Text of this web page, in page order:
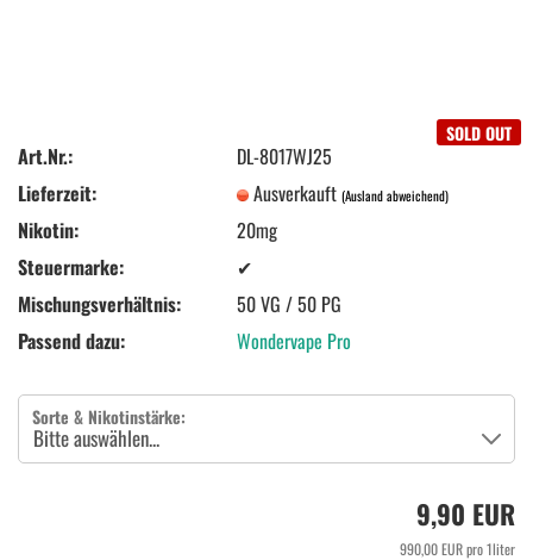
SOLD OUT
Art.Nr.:
DL-8017WJ25
Lieferzeit:
Ausverkauft(Ausland abweichend)
Nikotin:
20mg
Steuermarke:
✔
Mischungsverhältnis:
50 VG / 50 PG
Passend dazu:
Wondervape Pro
Sorte & Nikotinstärke:
9,90 EUR
990,00 EUR pro 1liter